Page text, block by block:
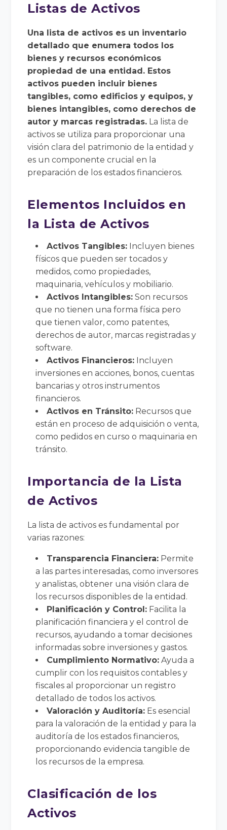
Listas de Activos
Una lista de activos es un inventario
detallado que enumera todos los
bienes y recursos económicos
propiedad de una entidad. Estos
activos pueden incluir bienes
tangibles, como edificios y equipos, y
bienes intangibles, como derechos de
autor y marcas registradas. La lista de
activos se utiliza para proporcionar una
visión clara del patrimonio de la entidad y
es un componente crucial en la
preparación de los estados financieros.
Elementos Incluidos en
la Lista de Activos
Activos Tangibles: Incluyen bienes
físicos que pueden ser tocados y
medidos, como propiedades,
maquinaria, vehículos y mobiliario.
Activos Intangibles: Son recursos
que no tienen una forma física pero
que tienen valor, como patentes,
derechos de autor, marcas registradas y
software.
Activos Financieros: Incluyen
inversiones en acciones, bonos, cuentas
bancarias y otros instrumentos
financieros.
Activos en Tránsito: Recursos que
están en proceso de adquisición o venta,
como pedidos en curso o maquinaria en
tránsito.
Importancia de la Lista
de Activos
La lista de activos es fundamental por
varias razones:
Transparencia Financiera: Permite
a las partes interesadas, como inversores
y analistas, obtener una visión clara de
los recursos disponibles de la entidad.
Planificación y Control: Facilita la
planificación financiera y el control de
recursos, ayudando a tomar decisiones
informadas sobre inversiones y gastos.
Cumplimiento Normativo: Ayuda a
cumplir con los requisitos contables y
fiscales al proporcionar un registro
detallado de todos los activos.
Valoración y Auditoría: Es esencial
para la valoración de la entidad y para la
auditoría de los estados financieros,
proporcionando evidencia tangible de
los recursos de la empresa.
Clasificación de los
Activos